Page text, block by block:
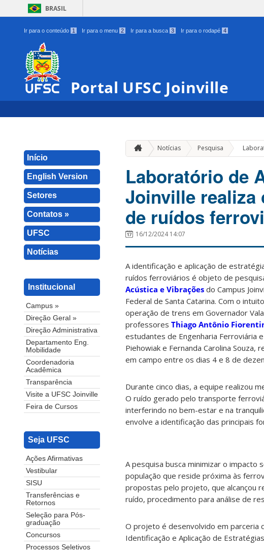
BRASIL
Ir para o conteúdo 1 Ir para o menu 2 Ir para a busca 3 Ir para o rodapé 4
Portal UFSC Joinville
Início
English Version
Setores
Contatos »
UFSC
Notícias
Institucional
Campus »
Direção Geral »
Direção Administrativa
Departamento Eng.
Mobilidade
Coordenadoria
Acadêmica
Transparência
Visite a UFSC Joinville
Feira de Cursos
Seja UFSC
Ações Afirmativas
Vestibular
SISU
Transferências e
Retornos
Seleção para Pós-
graduação
Concursos
Processos Seletivos
Notícias Pesquisa »
Laboratório de
Joinville realiza
de ruídos
16/12/2024 14:07
A identificação e aplicação de
ruídos ferroviários é objeto de
Acústica e Vibrações do Campus
Federal de Santa Catarina. Com o
operação de trens em Governador
professores Thiago Antônio
estudantes de Engenharia Ferroviária
Piehowiak e Fernanda Carolina Souza,
em campo entre os dias 4 e 8 de
Durante cinco dias, a equipe realizou
O ruído gerado pelo transporte
interferindo no bem-estar e na
envolve a identificação das principais
A pesquisa busca minimizar o
população que reside próxima às
propostas pelo projeto, que alcançou
ruído, procedimento para análise de
O projeto é desenvolvido em parceria
Identificação e Aplicação de